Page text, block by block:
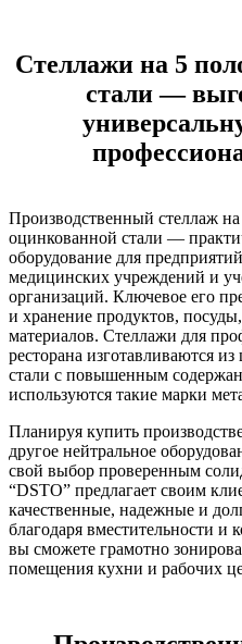
Стеллажи на 5
стали —
Производственный стеллаж
оцинкованной стали —
оборудование для
медицинских учреждений и
организаций. Ключевое его
и хранение продуктов,
материалов. Стеллажи для
ресторана изготавливаются
стали с повышенным
используются такие марки
Планируя купить
другое нейтральное
свой выбор проверенным
“DSTO” предлагает своим
качественные, надежные и
благодаря вместительности
вы сможете грамотно
помещения кухни и рабочих